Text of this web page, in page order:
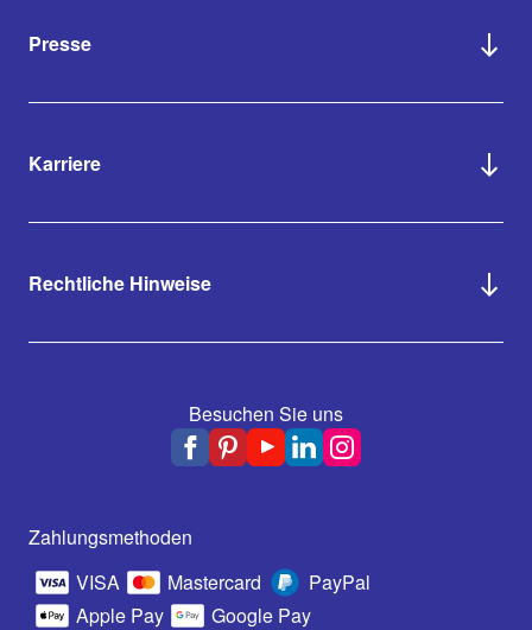
Presse
Karriere
Rechtliche Hinweise
Besuchen Sie uns
Zahlungsmethoden
VISA
Mastercard
PayPal
Apple Pay
Google Pay